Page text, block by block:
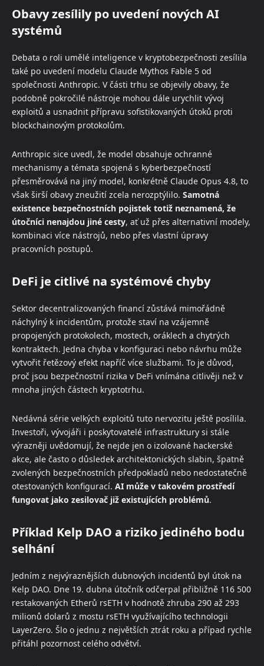
Obavy zesílily po uvedení nových AI
systémů
Debata o roli umělé inteligence v kryptobezpečnosti zesílila
také po uvedení modelu Claude Mythos Fable 5 od
společnosti Anthropic. V části trhu se objevily obavy, že
podobně pokročilé nástroje mohou dále urychlit vývoj
exploitů a usnadnit přípravu sofistikovaných útoků proti
blockchainovým protokolům.
Anthropic sice uvedl, že model obsahuje ochranné
mechanismy a témata spojená s kyberbezpečností
přesměrovává na jiný model, konkrétně Claude Opus 4.8, to
však širší obavy zneužití zcela nerozptýlilo. Samotná
existence bezpečnostních pojistek totiž neznamená, že
útočníci nenajdou jiné cesty, ať už přes alternativní modely,
kombinaci více nástrojů, nebo přes vlastní úpravy
pracovních postupů.
DeFi je citlivé na systémové chyby
Sektor decentralizovaných financí zůstává mimořádně
náchylný k incidentům, protože staví na vzájemně
propojených protokolech, mostech, oráklech a chytrých
kontraktech. Jedna chyba v konfiguraci nebo návrhu může
vytvořit řetězový efekt napříč více službami. To je důvod,
proč jsou bezpečnostní rizika v DeFi vnímána citlivěji než v
mnoha jiných částech kryptotrhu.
Nedávná série velkých exploitů tuto nervozitu ještě posílila.
Investoři, vývojáři i poskytovatelé infrastruktury si stále
výrazněji uvědomují, že nejde jen o izolované hackerské
akce, ale často o důsledek architektonických slabin, špatně
zvolených bezpečnostních předpokladů nebo nedostatečně
otestovaných konfigurací. AI může v takovém prostředí
fungovat jako zesilovač již existujících problémů.
Příklad Kelp DAO a riziko jediného bodu
selhání
Jedním z nejvýraznějších dubnových incidentů byl útok na
Kelp DAO. Dne 19. dubna útočník odčerpal přibližně 116 500
restakovaných Etherů rsETH v hodnotě zhruba 290 až 293
milionů dolarů z mostu rsETH využívajícího technologii
LayerZero. Šlo o jednu z největších ztrát roku a případ rychle
přitáhl pozornost celého odvětví.